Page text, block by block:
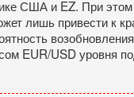
США и EZ. При
лишь привести к
EUR/USD уровня